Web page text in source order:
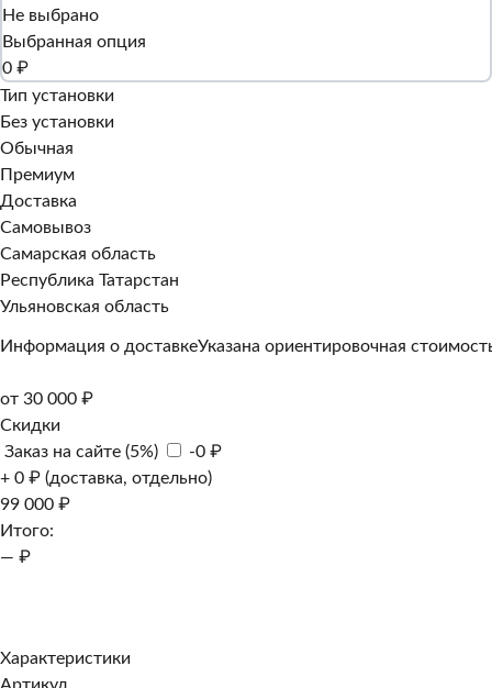
Не выбрано
Выбранная опция
0 ₽
Тип установки
Без установки
Обычная
Премиум
Доставка
Самовывоз
Самарская область
Республика Татарстан
Ульяновская область
Информация о доставкеУказана ориентировочная
от 30 000 ₽
Скидки
Заказ на сайте (5%)
-0 ₽
+ 0 ₽ (доставка, отдельно)
99 000 ₽
Итого:
— ₽
Характеристики